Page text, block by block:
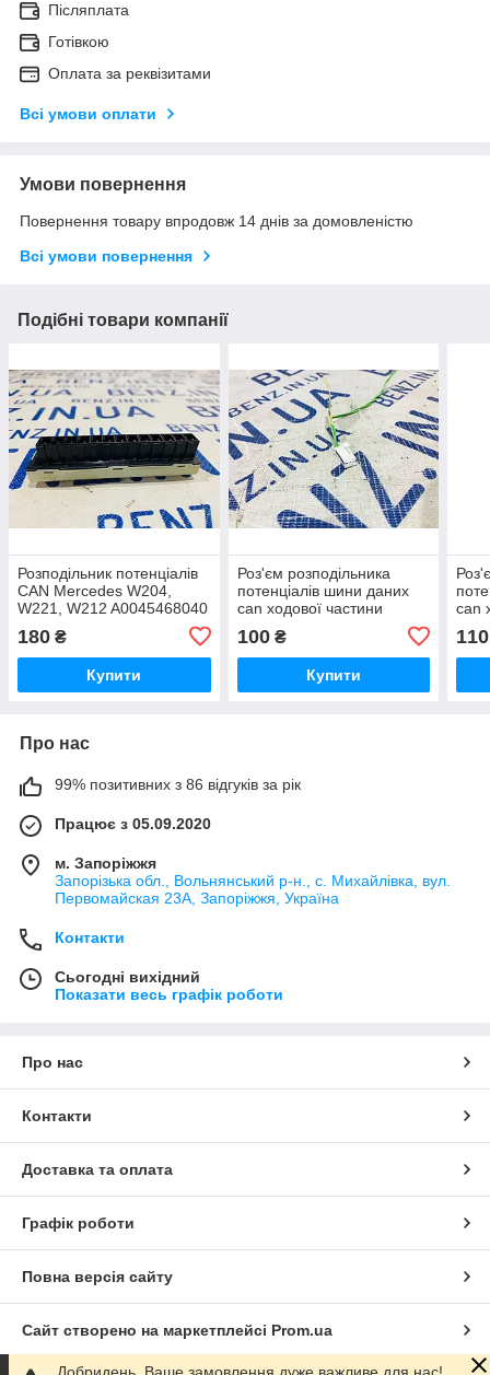
Післяплата
Готівкою
Оплата за реквізитами
Всі умови оплати
Умови повернення
Повернення товару впродовж 14 днів за домовленістю
Всі умови повернення
Подібні товари компанії
Розподільник потенціалів
CAN Mercedes W204,
W221, W212 A0045468040
180 ₴
Купити
Роз'єм розподільника
потенціалів шини даних
can ходової частини
C207 A0255450426
100₴
Купити
can
110
Про нас
99% позитивних з 86 відгуків за рік
Працює з 05.09.2020
м. Запоріжжя
Запорізька обл., Вольнянський р-н., с. Михайлівка, вул.
Первомайская 23А, Запоріжжя, Україна
Контакти
Сьогодні вихідний
Показати весь графік роботи
Про нас
Контакти
Доставка та оплата
Графік роботи
Повна версія сайту
Сайт створено на маркетплейсі Prom.ua